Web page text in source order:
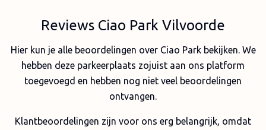
Reviews Ciao Park Vilvoorde
Hier kun je alle beoordelingen over Ciao Park bekijken. We
hebben deze parkeerplaats zojuist aan ons platform
toegevoegd en hebben nog niet veel beoordelingen
ontvangen.
Klantbeoordelingen zijn voor ons erg belangrijk, omdat